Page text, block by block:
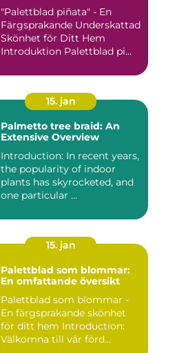
"Palettblad piñata" - En
Färgsprakande Underskattad
Skönhet för Ditt Hem
Introduktion Palettblad pi...
15. jan
Palmetto tree braid: An
Extensive Overview
Introduction: In recent years,
the popularity of indoor
plants has skyrocketed, and
one particular ...
15. jan
Palettblad som blommar:
En omfattande översikt
Palettblad som blommar -
En färgsprakande skönhet
för ditt hem Introduction:
Välkomna till vår förd...